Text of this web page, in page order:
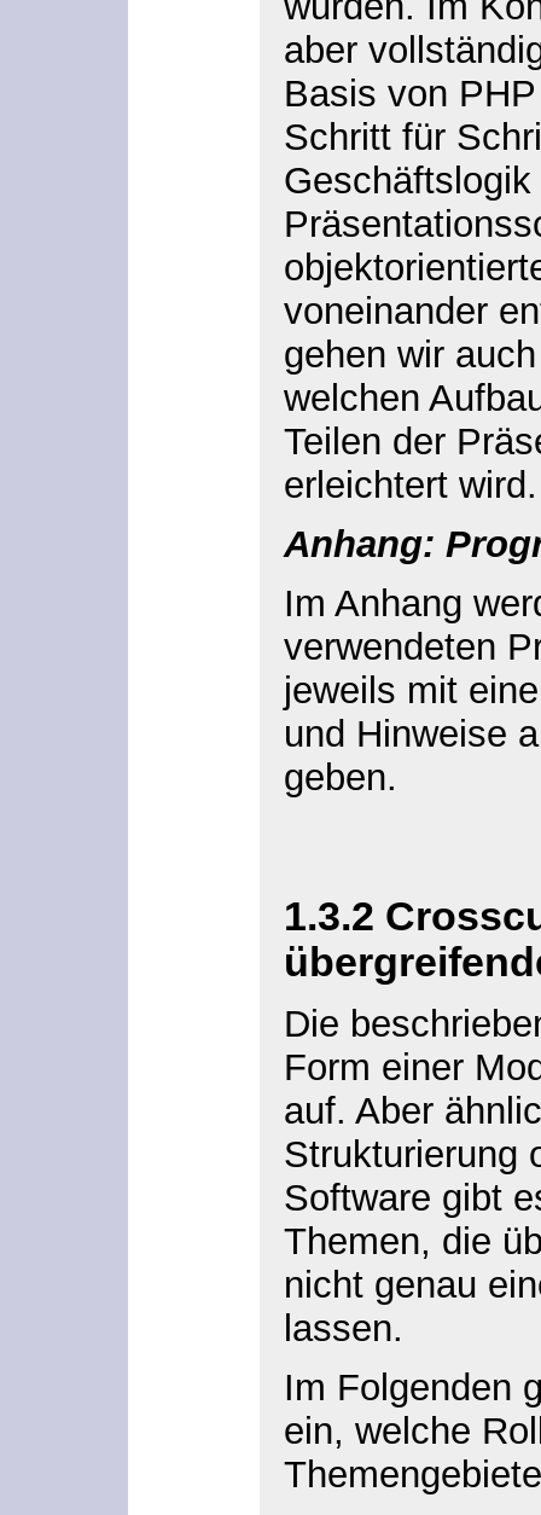
aber
Basis von
Schritt für
Geschäftslogik
voneinander
gehen wir
welchen
Teilen der
erleichtert wird.
Anhang:
Im Anhang
verwendeten
jeweils mit
und Hinweise
geben.
1.3.2
Die
Form einer
auf. Aber
Strukturierung
Software gibt
Themen, die
nicht genau
lassen.
Im Folgenden
ein, welche